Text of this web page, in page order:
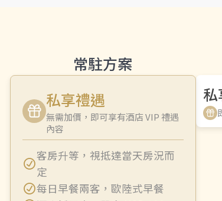
常駐方案
私享禮遇
無需加價，即可享有酒店 VIP 禮遇
內容
客房升等 ， 視抵達當天房況而
定
每日早餐兩客 ， 歐陸式早餐